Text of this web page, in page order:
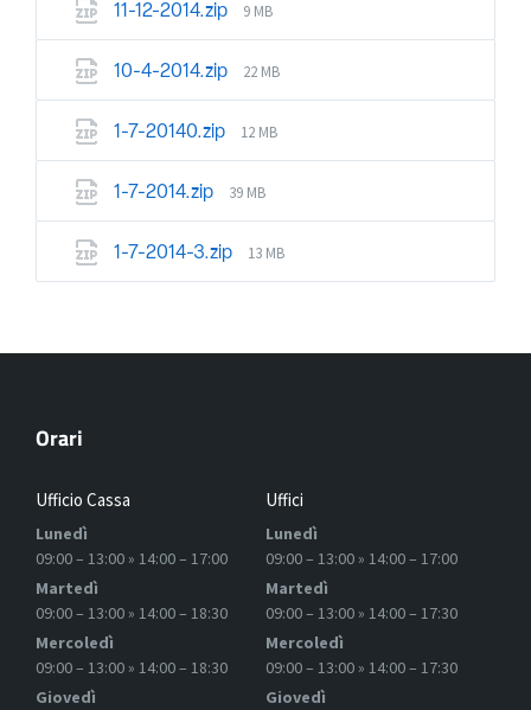
11-12-2014.zip 9 MB
10-4-2014.zip 22 MB
1-7-20140.zip 12 MB
1-7-2014.zip 39 MB
1-7-2014-3.zip 13 MB
Orari
Ufficio Cassa
Lunedì
09:00 – 13:00 » 14:00 – 17:00
Martedì
09:00 – 13:00 » 14:00 – 18:30
Mercoledì
09:00 – 13:00 » 14:00 – 18:30
Giovedì
Uffici
Lunedì
09:00 – 13:00 » 14:00 – 17:00
Martedì
09:00 – 13:00 » 14:00 – 17:30
Mercoledì
09:00 – 13:00 » 14:00 – 17:30
Giovedì